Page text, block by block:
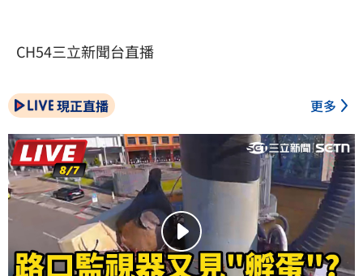
CH54三立新聞台直播
現正直播 更多